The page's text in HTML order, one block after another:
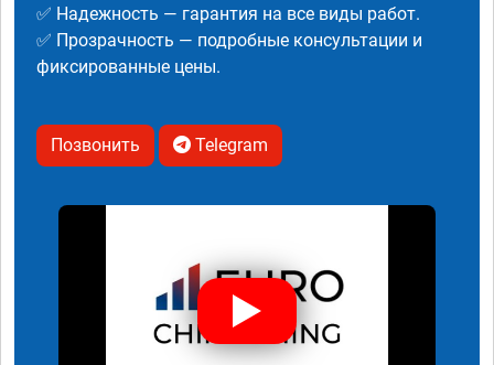
✅ Надежность — гарантия на все виды работ.
✅ Прозрачность — подробные консультации и
фиксированные цены.
Позвонить Telegram